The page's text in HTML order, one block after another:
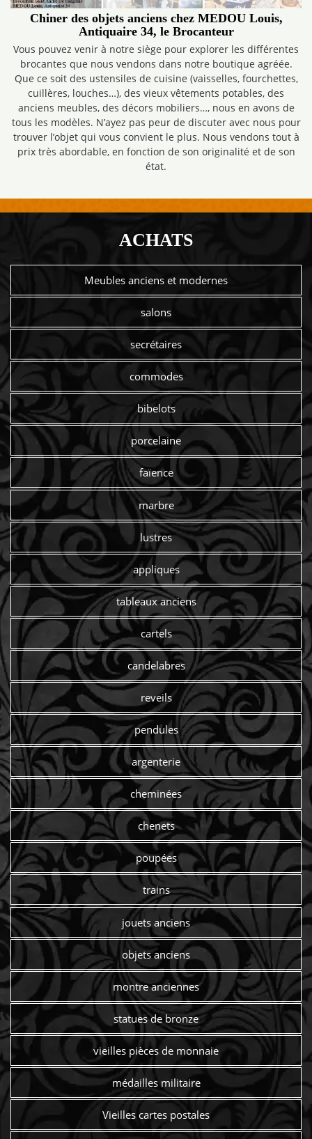
Chiner des objets anciens chez MEDOU Louis,
Antiquaire 34, le Brocanteur
Vous pouvez venir à notre siège pour explorer les différentes
brocantes que nous vendons dans notre boutique agréée.
Que ce soit des ustensiles de cuisine (vaisselles, fourchettes,
cuillères, louches…), des vieux vêtements potables, des
anciens meubles, des décors mobiliers…, nous en avons de
tous les modèles. N’ayez pas peur de discuter avec nous pour
trouver l’objet qui vous convient le plus. Nous vendons tout à
prix très abordable, en fonction de son originalité et de son
état.
ACHATS
Meubles anciens et modernes
salons
secrétaires
commodes
bibelots
porcelaine
faïence
marbre
lustres
appliques
tableaux anciens
cartels
candelabres
reveils
pendules
argenterie
cheminées
chenets
poupées
trains
jouets anciens
objets anciens
montre anciennes
statues de bronze
vieilles pièces de monnaie
médailles militaire
Vieilles cartes postales